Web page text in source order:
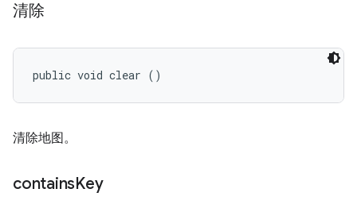
清除
public void clear ()
清除地图。
containsKey